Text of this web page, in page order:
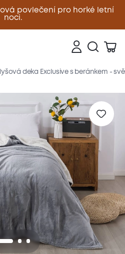
povlečení pro horké letní
noci.
Zavřít
Popis produktu Materiál
deka Exclusive s beránkem -